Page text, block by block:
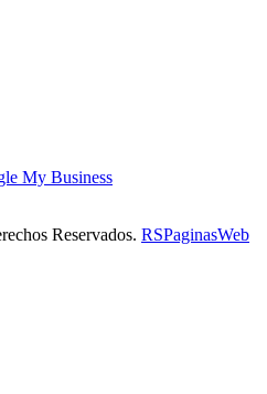
My Business
Reservados. RSPaginasWeb